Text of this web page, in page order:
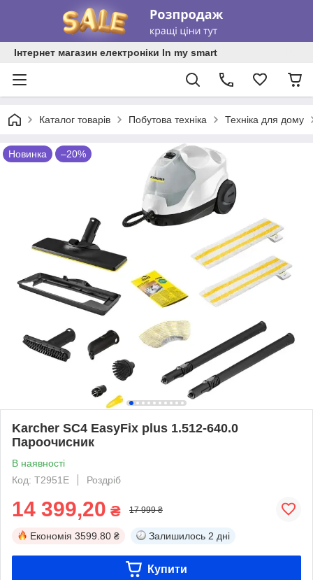
Інтернет магазин електроніки In my smart
Каталог товарів Побутова техніка Техніка для дому
Новинка –20%
Karcher SC4 EasyFix plus 1.512-640.0
Пароочисник
В наявності
Код: T2951E
Роздріб
14 399,20 ₴ 17 999 ₴
Економія 3599.80 ₴ Залишилось 2 дні
Купити